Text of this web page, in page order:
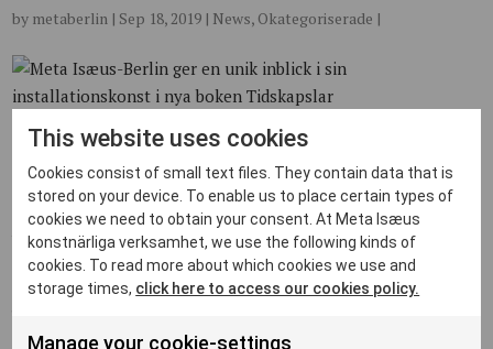
by metaberlin | Sep 18, 2019 | News, Okategoriserade |
Meta Isæus-Berlin är en av Sveriges mest
välrenommerade samtida konstnärer och i höst är hon
dubbelt aktuell med boken Tidskapslar och
utställningen Nattlogik på Waldemarsudde. I den nya
installationer och vi får möjlighet att höra den unika
This website uses cookies
Cookies consist of small text files. They contain data that is
stored on your device. To enable us to place certain types of
cookies we need to obtain your consent. At Meta Isæus
konstnärliga verksamhet, we use the following kinds of
cookies. To read more about which cookies we use and
storage times, click here to access our cookies policy.
Manage your cookie-settings